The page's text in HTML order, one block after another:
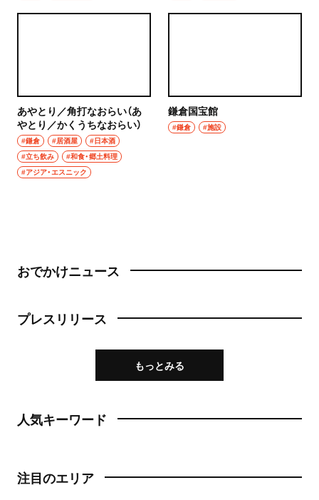
あやとり／角打なおらい（あ
やとり／かくうちなおらい）
#鎌倉 #居酒屋
#日本酒
#立ち飲み
#和食・郷土料理
#アジア・エスニック
鎌倉国宝館
#鎌倉 #施設
おでかけニュース
プレスリリース
もっとみる
人気キーワード
注目のエリア